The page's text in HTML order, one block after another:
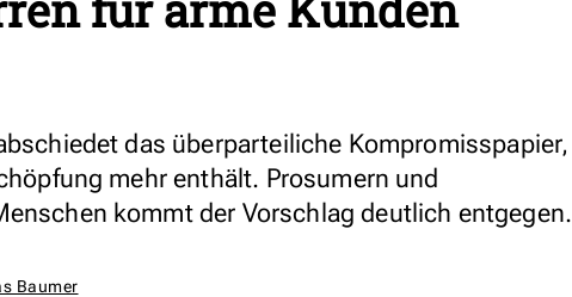
das überparteiliche Kompromisspapier,
mehr enthält. Prosumern und
kommt der Vorschlag deutlich entgegen.
Baumer